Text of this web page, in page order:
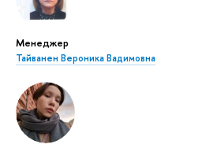
Менеджер
Тайванен Вероника Вадимовна